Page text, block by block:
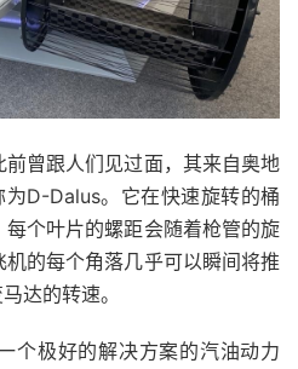
曾跟人们见过面，其来自奥地
D-Dalus。它在快速旋转的桶
个叶片的螺距会随着枪管的旋
的每个角落几乎可以瞬间将推
达的转速。
个极好的解决方案的汽油动力